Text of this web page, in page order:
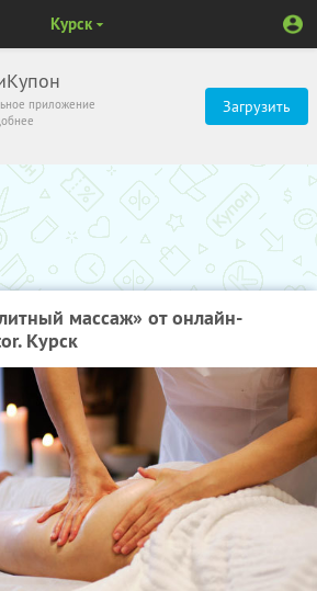
приложение
Загрузить
Курск
массаж» от онлайн-
Курск